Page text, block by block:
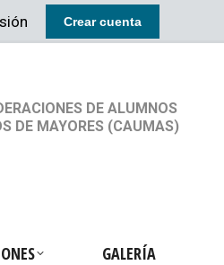
Crear cuenta
DE ALUMNOS
DE MAYORES (CAUMAS)
GALERÍA